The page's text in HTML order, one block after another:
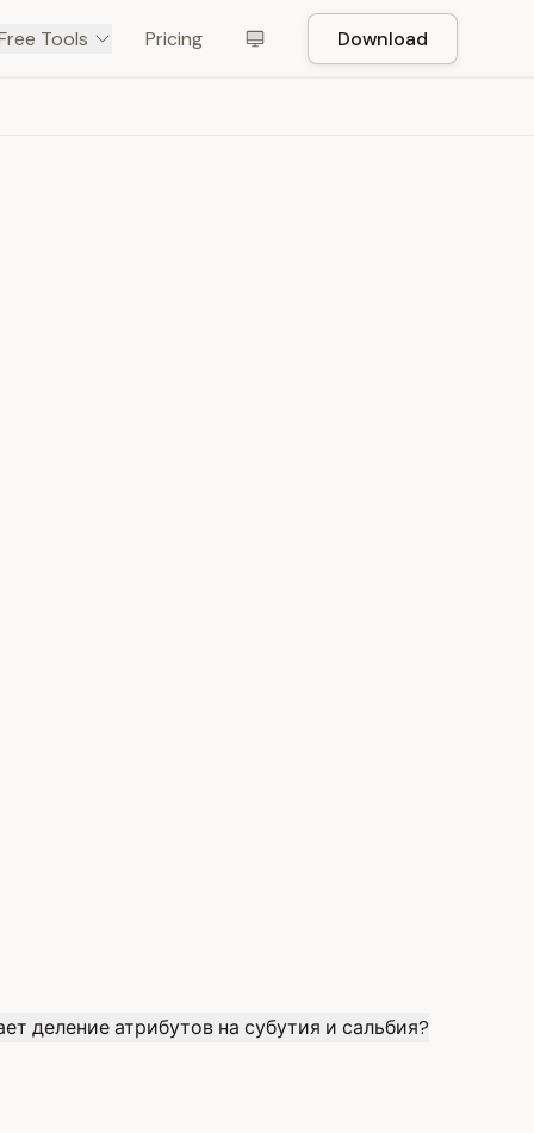
Tools Pricing Download
деление атрибутов на субутия и сальбия?